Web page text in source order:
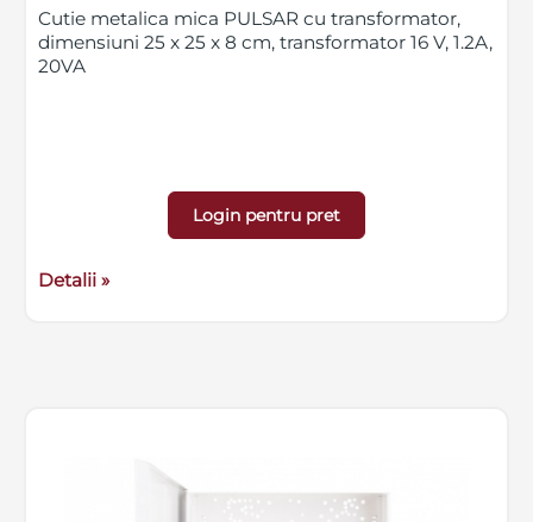
Cutie metalica mica PULSAR cu transformator,
dimensiuni 25 x 25 x 8 cm, transformator 16 V, 1.2A,
20VA
Login pentru pret
Detalii »